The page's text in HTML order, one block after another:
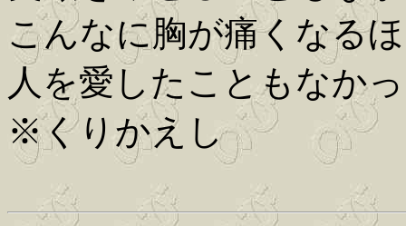
こんなに胸が痛くなる
人を愛したこともなか
※くりかえし